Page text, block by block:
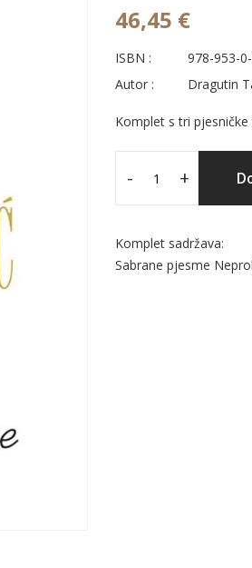
46,45 €
ISBN :
978-953-
Autor :
Dragutin
Komplet s tri pjesničke
- +
Komplet sadržava:
Sabrane pjesme